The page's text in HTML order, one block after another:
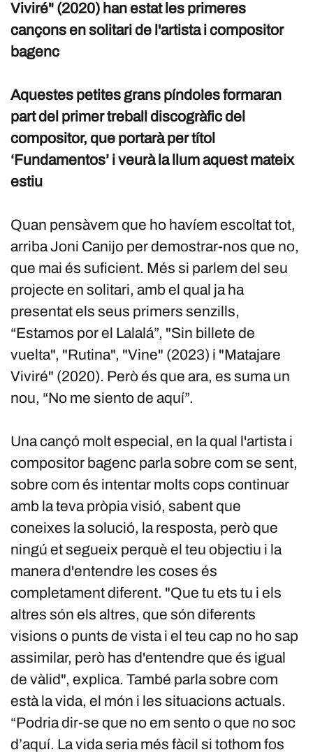
Viviré" (2020) han estat les primeres
cançons en solitari de l'artista i compositor
bagenc
Aquestes petites grans píndoles formaran
part del primer treball discogràfic del
compositor, que portarà per títol
‘Fundamentos’ i veurà la llum aquest mateix
estiu
Quan pensàvem que ho havíem escoltat tot,
arriba Joni Canijo per demostrar-nos que no,
que mai és suficient. Més si parlem del seu
projecte en solitari, amb el qual ja ha
presentat els seus primers senzills,
“Estamos por el Lalalá”, "Sin billete de
vuelta", "Rutina", "Vine" (2023) i "Matajare
Viviré" (2020). Però és que ara, es suma un
nou, “No me siento de aquí”.
Una cançó molt especial, en la qual l'artista i
compositor bagenc parla sobre com se sent,
sobre com és intentar molts cops continuar
amb la teva pròpia visió, sabent que
coneixes la solució, la resposta, però que
ningú et segueix perquè el teu objectiu i la
manera d'entendre les coses és
completament diferent. "Que tu ets tu i els
altres són els altres, que són diferents
visions o punts de vista i el teu cap no ho sap
assimilar, però has d'entendre que és igual
de vàlid", explica. També parla sobre com
està la vida, el món i les situacions actuals.
“Podria dir-se que no em sento o que no soc
d’aquí. La vida seria més fàcil si tothom fos